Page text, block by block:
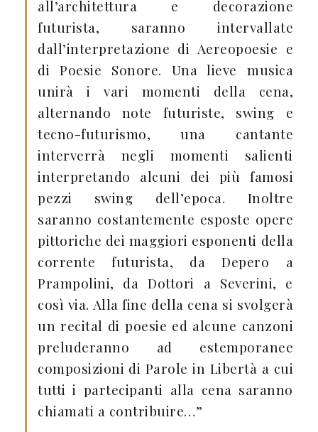
all’architettura e decorazione
futurista, saranno intervallate
dall’interpretazione di Aereopoesie e
di Poesie Sonore. Una lieve musica
unirà i vari momenti della cena,
alternando note futuriste, swing e
tecno-futurismo, una cantante
interverrà negli momenti salienti
interpretando alcuni dei più famosi
pezzi swing dell’epoca. Inoltre
saranno costantemente esposte opere
pittoriche dei maggiori esponenti della
corrente futurista, da Depero a
Prampolini, da Dottori a Severini, e
così via. Alla fine della cena si svolgerà
un recital di poesie ed alcune canzoni
preluderanno ad estemporanee
composizioni di Parole in Libertà a cui
tutti i partecipanti alla cena saranno
chiamati a contribuire…”